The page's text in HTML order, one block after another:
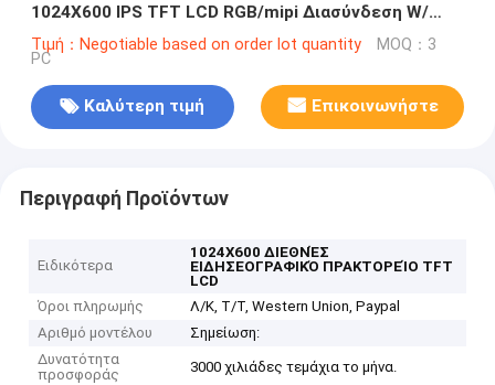
1024X600 IPS TFT LCD RGB/mipi Διασύνδεση W/
Ηλιακή οθόνη αφής
Τιμή：Negotiable based on order lot quantity MOQ：3
PC
Καλύτερη τιμή Επικοινωνήστε
Περιγραφή Προϊόντων
Ειδικότερα
1024X600 ΔΙΕΘΝΈΣ
ΕΙΔΗΣΕΟΓΡΑΦΙΚΌ ΠΡΑΚΤΟΡΕΊΟ TFT
LCD
Όροι πληρωμής
Λ/Κ, Τ/Τ, Western Union, Paypal
Αριθμό μοντέλου
Σημείωση:
Δυνατότητα
προσφοράς
3000 χιλιάδες τεμάχια το μήνα.